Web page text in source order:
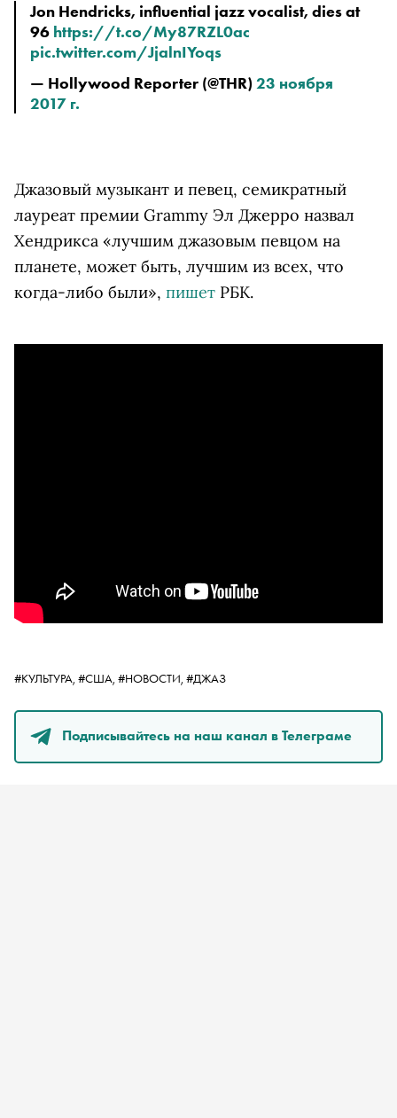
Jon Hendricks, influential jazz vocalist, dies at
96 https://t.co/My87RZL0ac
pic.twitter.com/JjalnIYoqs
— Hollywood Reporter (@THR) 23 ноября
2017 г.
Джазовый музыкант и певец, семикратный
лауреат премии Grammy Эл Джерро назвал
Хендрикса «лучшим джазовым певцом на
планете, может быть, лучшим из всех, что
когда-либо были», пишет РБК.
#КУЛЬТУРА, #США, #НОВОСТИ, #ДЖАЗ
Подписывайтесь на наш канал в Телеграме